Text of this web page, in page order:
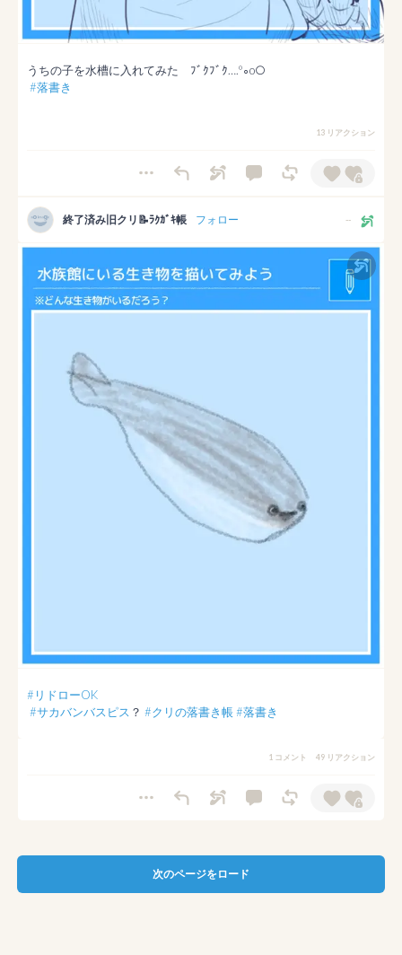
うちの子を水槽に入れてみた　ﾌﾞｸﾌﾞｸ….º∘o○
#落書き
13 リアクション
終了済み旧クリ📝ﾗｸｶﾞｷ帳 フォロー --
#リドローOK
#サカバンバスピス ？ #クリの落書き帳#落書き
1 コメント 49 リアクション
次のページをロード